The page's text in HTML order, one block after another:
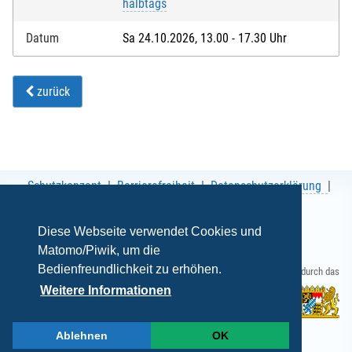
Diese Webseite verwendet Cookies und
Matomo/Piwik, um die
Bedienfreundlichkeit zu erhöhen.
Weitere Informationen
Ablehnen OK
halbtags
Datum Sa 24.10.2026, 13.00 - 17.30 Uhr
zurück
Schutzkonzept Barrierefreiheit
Datenschutzerklärung
Gefördert durch das